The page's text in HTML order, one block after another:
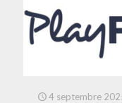
4 septembre